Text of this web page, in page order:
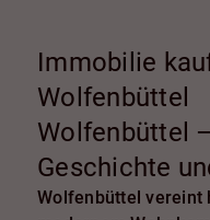
Immobilie
Wolfenbüttel
Wolfenbüttel
Geschichte
Wolfenbüttel vereint